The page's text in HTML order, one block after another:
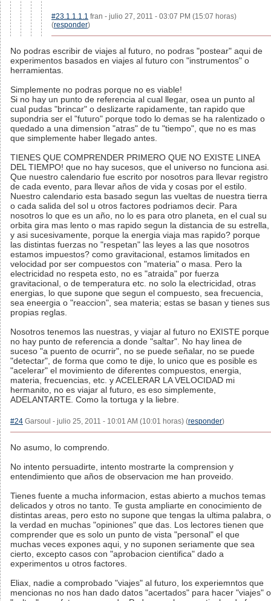
#23.1.1.1.1 fran - julio 27, 2011 - 03:07 PM (15:07 horas)
(responder)
No podras escribir de viajes al futuro, no podras "postear" aqui de
experimentos basados en viajes al futuro con "instrumentos" o
herramientas.
Simplemente no podras porque no es viable!
Si no hay un punto de referencia al cual llegar, osea un punto al
cual pudas "brincar" o deslizarte rapidamente, tan rapido que
supondria ser el "futuro" porque todo lo demas se ha ralentizado o
quedado a una dimension "atras" de tu "tiempo", que no es mas
que simplemente haber llegado antes.
TIENES QUE COMPRENDER PRIMERO QUE NO EXISTE LINEA
DEL TIEMPO! que no hay sucesos, que el universo no funciona asi.
Que nuestro calendario fue escrito por nosotros para llevar registro
de cada evento, para llevar años de vida y cosas por el estilo.
Nuestro calendario esta basado segun las vueltas de nuestra tierra
o cada salida del sol u otros factores podriamos decir. Para
nosotros lo que es un año, no lo es para otro planeta, en el cual su
orbita gira mas lento o mas rapido segun la distancia de su estrella,
y asi sucesivamente, porque la energia viaja mas rapido? porque
las distintas fuerzas no "respetan" las leyes a las que nosotros
estamos impuestos? como gravitacional, estamos limitados en
velocidad por ser compuestos con "materia" o masa. Pero la
electricidad no respeta esto, no es "atraida" por fuerza
gravitacional, o de temperatura etc. no solo la electricidad, otras
energias, lo que supone que segun el compuesto, sea frecuencia,
sea eneergia o "reaccion", sea materia; estas se basan y tienes sus
propias reglas.
Nosotros tenemos las nuestras, y viajar al futuro no EXISTE porque
no hay punto de referencia a donde "saltar". No hay linea de
suceso "a puento de ocurrir", no se puede señalar, no se puede
"detectar", de forma que como te dije, lo unico que es posible es
"acelerar" el movimiento de diferentes compuestos, energia,
materia, frecuencias, etc. y ACELERAR LA VELOCIDAD mi
hermanito, no es viajar al futuro, es eso simplemente,
ADELANTARTE. Como la tortuga y la liebre.
#24 Garsoul - julio 25, 2011 - 10:01 AM (10:01 horas) (responder)
No asumo, lo comprendo.
No intento persuadirte, intento mostrarte la comprension y
entendimiento que años de observacion me han proveido.
Tienes fuente a mucha informacion, estas abierto a muchos temas
delicados y otros no tanto. Te gusta ampliarte en conocimiento de
distintas areas, pero esto no supone que tengas la ultima palabra, o
la verdad en muchas "opiniones" que das. Los lectores tienen que
comprender que es solo un punto de vista "personal" el que
muchas veces expones aqui, y no suponen seriamente que sea
cierto, excepto casos con "aprobacion cientifica" dado a
experimentos u otros factores.
Eliax, nadie a comprobado "viajes" al futuro, los experiemntos que
mencionas no nos han dado datos "acertados" para hacer "viajes" o